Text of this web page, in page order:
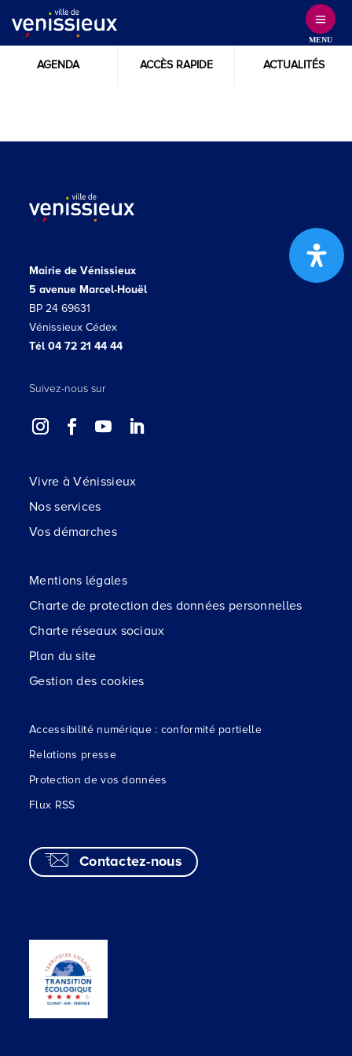
Content
MENU
AGENDA ACCÈS RAPIDE ACTUALITÉS
Mairie de Vénissieux
5 avenue Marcel-Houël
BP 24 69631
Vénissieux Cédex
Tél 04 72 21 44 44
Suivez-nous sur
Vivre à Vénissieux
Nos services
Vos démarches
Mentions légales
Charte de protection des données personnelles
Charte réseaux sociaux
Plan du site
Gestion des cookies
Accessibilité numérique : conformité partielle
Relations presse
Protection de vos données
Flux RSS
Contactez-nous